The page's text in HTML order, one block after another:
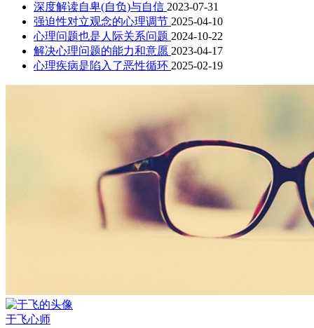
深度解读自卑(自负)与自信 2023-07-31
强迫性对立观念的心理调节 2025-04-10
心理问题也是人际关系问题 2024-10-22
解决心理问题的能力和意愿 2023-04-17
心理疾病是陷入了恶性循环 2025-02-19
于飞心师